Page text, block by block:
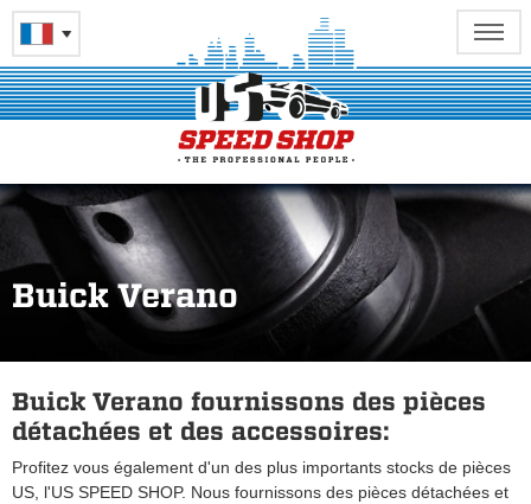
Buick Verano
Buick Verano fournissons des pièces
détachées et des accessoires:
Profitez vous également d'un des plus importants stocks de pièces
US, l'US SPEED SHOP. Nous fournissons des pièces détachées et